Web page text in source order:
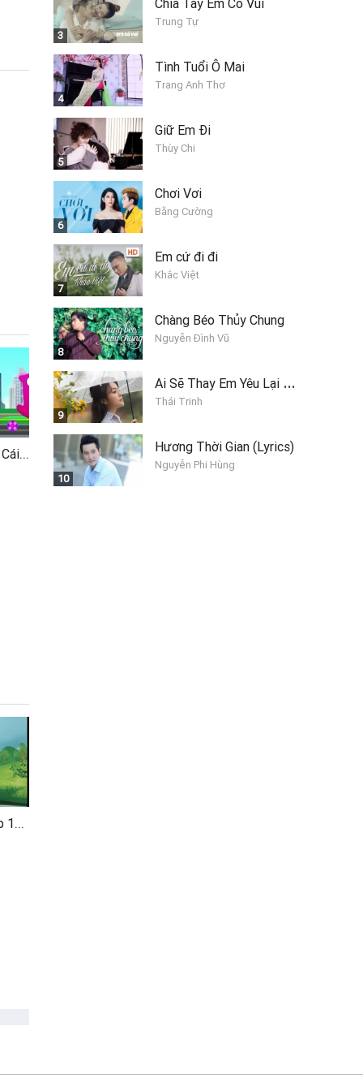
Baby Shark - Bảng Chữ Cái (Phiên Bản Tàu Hỏa)(English Vesion)
Sóc Nâu Kể Chuyện Tập 101 - Có Một Loài Hoa P2
3
Chia Tay Em Có Vui
Trung Tự
4
Tình Tuổi Ô Mai
Trang Anh Thơ
5
Giữ Em Đi
Thùy Chi
6
Chơi Vơi
Bằng Cường
7
Em cứ đi đi
Khắc Việt
8
Chàng Béo Thủy Chung
Nguyễn Đình Vũ
9
A
i Sẽ Thay Em Yêu Lại Anh
Thái Trinh
10
Hương Thời Gian (Lyrics)
Nguyễn Phi Hùng